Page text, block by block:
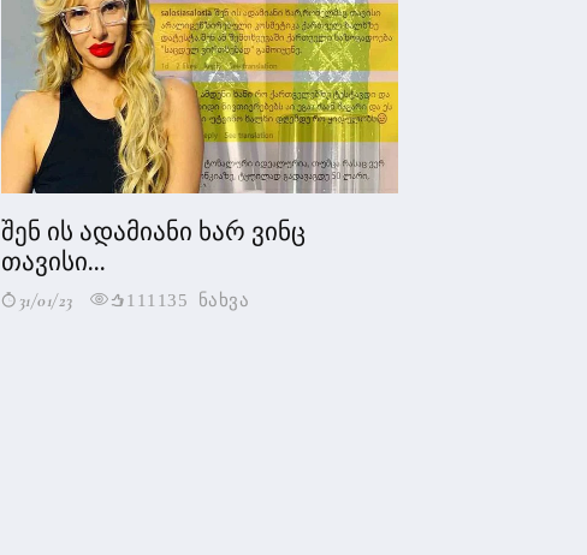
შენ ის ადამიანი ხარ ვინც
თავისი...
31/01/23 111135 ნახვა